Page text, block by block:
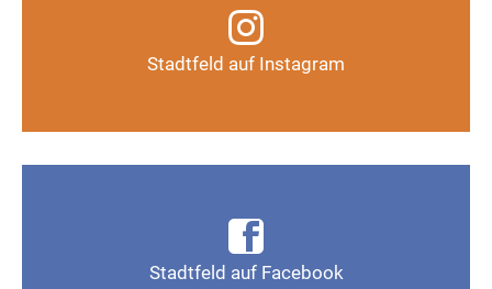
Stadtfeld auf Instagram
Instagram-Kanal
Auf Instagram folgen
Stadtfeld auf Facebook
Seite Magdeburg-Stadtfeld